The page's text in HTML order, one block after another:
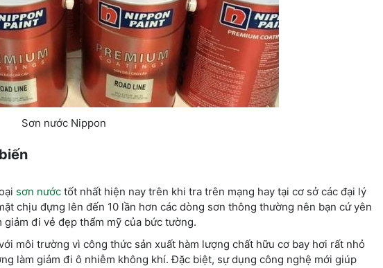
Sơn nước Nippon
sơn nước tốt nhất hiện nay trên khi tra trên mạng hay tại cơ sở các đại lý
chịu đựng lên đến 10 lần hơn các dòng sơn thông thường nên bạn cứ yên
đi vẻ đẹp thẩm mỹ của bức tường.
môi trường vì công thức sản xuất hàm lượng chất hữu cơ bay hơi rất nhỏ
làm giảm đi ô nhiễm không khí. Đặc biệt, sự dụng công nghệ mới giúp